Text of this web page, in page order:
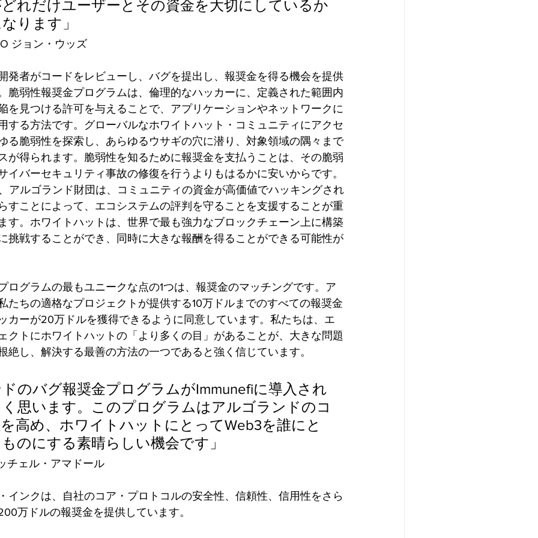
れだけユーザーとその資金を大切にしているか
ります」
ジョン・ウッズ
発者がコードをレビューし、バグを提出し、報奨金を得る機会を提供
脆弱性報奨金プログラムは、倫理的なハッカーに、定義された範囲内
を見つける許可を与えることで、アプリケーションやネットワークに
する方法です。グローバルなホワイトハット・コミュニティにアクセ
る脆弱性を探索し、あらゆるウサギの穴に潜り、対象領域の隅々まで
が得られます。脆弱性を知るために報奨金を支払うことは、その脆弱
イバーセキュリティ事故の修復を行うよりもはるかに安いからです。
アルゴランド財団は、コミュニティの資金が高価値でハッキングされ
すことによって、エコシステムの評判を守ることを支援することが重
す。ホワイトハットは、世界で最も強力なブロックチェーン上に構築
挑戦することができ、同時に大きな報酬を得ることができる可能性が
ログラムの最もユニークな点の1つは、報奨金のマッチングです。ア
たちの適格なプロジェクトが提供する10万ドルまでのすべての報奨金
カーが20万ドルを獲得できるように同意しています。私たちは、エ
クトにホワイトハットの「より多くの目」があることが、大きな問題
絶し、解決する最善の方法の一つであると強く信じています。
のバグ報奨金プログラムがImmunefiに導入され
思います。このプログラムはアルゴランドのコ
高め、ホワイトハットにとってWeb3を誰にと
のにする素晴らしい機会です」
チェル・アマドール
インクは、自社のコア・プロトコルの安全性、信頼性、信用性をさら
万ドルの報奨金を提供しています。